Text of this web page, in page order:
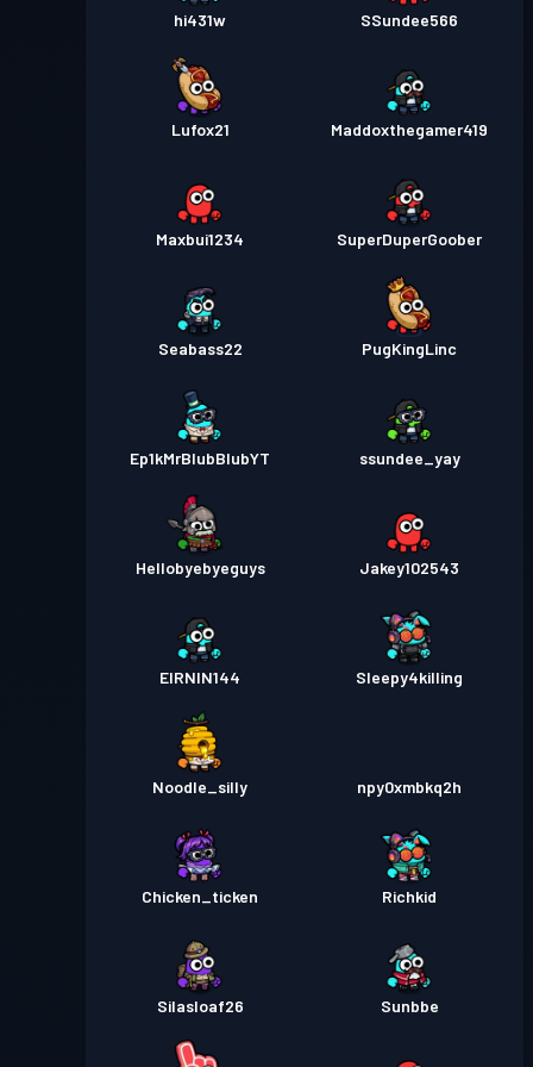
hi431w SSundee566
Lufox21 Maddoxthegamer419
Maxbui1234 SuperDuperGoober
Seabass22 PugKingLinc
Ep1kMrBlubBlubYT ssundee_yay
Hellobyebyeguys Jakey102543
EIRNIN144 Sleepy4killing
Noodle_silly npy0xmbkq2h
Chicken_ticken Richkid
Silasloaf26 Sunbbe